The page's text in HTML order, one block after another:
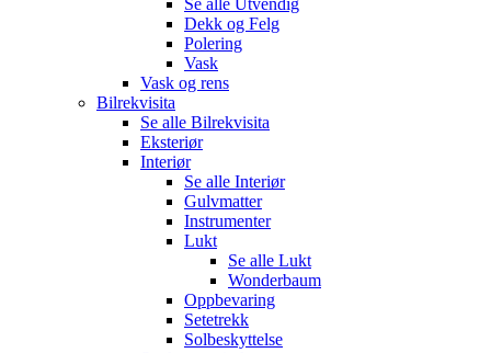
Dekk og Felg
Polering
Vask
Vask og rens
Bilrekvisita
Se alle Bilrekvisita
Eksteriør
Interiør
Se alle Interiør
Gulvmatter
Instrumenter
Lukt
Se alle Lukt
Wonderbaum
Oppbevaring
Setetrekk
Solbeskyttelse